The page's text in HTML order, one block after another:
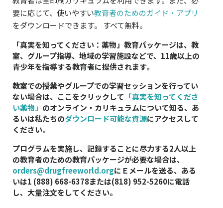
要に応じて、使いやすい教育者のためのガイド・アプリ
をダウンロードできます。 すべて無料。
「真実を知ってください：薬物」教育パッケージは、教
室、グループ指導、地域の学習施設などで、11歳以上の
青少年を指導する教育者に提供されます。
教室での授業やグループでの学習セッションを行ってい
ない場合は、ここをクリックして 「真実を知ってくださ
い薬物」 のオンライン・カリキュラムについて知る、あ
るいは私たちのダウンロード可能な資源にアクセスして
ください。
プログラムを実施し、記録することに尽力する2人以上
の教育者のための教育パッケージが必要な場合は、
orders@drugfreeworld.orgにＥメールを送る、ある
いは1 (888) 668-6378または(818) 952-5260に電話
し、大量注文をしてください。